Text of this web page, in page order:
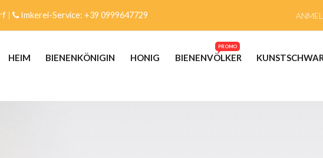
| Imkerei-Service: +39 0999647729
HEIM BIENENKÖNIGIN HONIG BIENENVÖLKER
PROMO